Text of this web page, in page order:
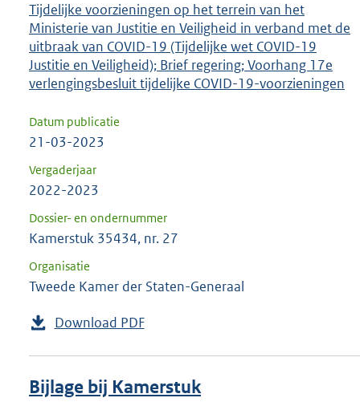
keuze
te
bevestigen.
Tijdelijke voorzieningen op het terrein van het
Ministerie van Justitie en Veiligheid in verband met de
uitbraak van COVID-19 (Tijdelijke wet COVID-19
Justitie en Veiligheid); Brief regering; Voorhang 17e
verlengingsbesluit tijdelijke COVID-19-voorzieningen
Datum publicatie
21-03-2023
Vergaderjaar
2022-2023
Dossier- en ondernummer
Kamerstuk 35434, nr. 27
Organisatie
Tweede Kamer der Staten-Generaal
Download PDF
Bijlage bij Kamerstuk